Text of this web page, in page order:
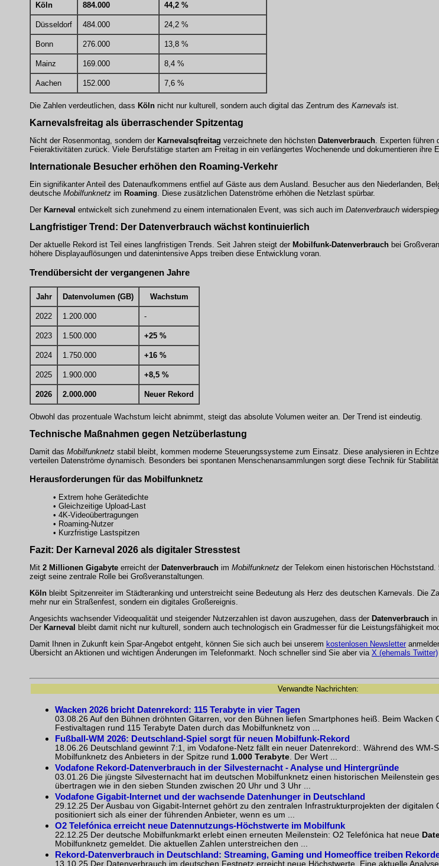
Köln 884.000 44,2 %
Düsseldorf 484.000 24,2 %
Bonn 276.000 13,8 %
Mainz 169.000 8,4 %
Aachen 152.000 7,6 %
Die Zahlen verdeutlichen, dass Köln nicht nur kulturell, sondern auch digital das Zentrum des Karnevals ist.
Karnevalsfreitag als überraschender Spitzentag
Nicht der Rosenmontag, sondern der Karnevalsqfreitag verzeichnete den höchsten Datenverbrauch. Experten führen
Feieraktivitäten zurück. Viele Berufstätige starten am Freitag in ein verlängertes Wochenende und dokumentieren ihre
Internationale Besucher erhöhen den Roaming-Verkehr
Ein signifikanter Anteil des Datenaufkommens entfiel auf Gäste aus dem Ausland. Besucher aus den Niederlanden,
deutsche Mobilfunknetz im Roaming. Diese zusätzlichen Datenströme erhöhen die Netzlast spürbar.
Der Karneval entwickelt sich zunehmend zu einem internationalen Event, was sich auch im Datenverbrauch
Langfristiger Trend: Der Datenverbrauch wächst kontinuierlich
Der aktuelle Rekord ist Teil eines langfristigen Trends. Seit Jahren steigt der Mobilfunk-Datenverbrauch bei
höhere Displayauflösungen und datenintensive Apps treiben diese Entwicklung voran.
Trendübersicht der vergangenen Jahre
Jahr Datenvolumen (GB) Wachstum
2022 1.200.000 -
2023 1.500.000 +25 %
2024 1.750.000 +16 %
2025 1.900.000 +8,5 %
2026 2.000.000 Neuer Rekord
Obwohl das prozentuale Wachstum leicht abnimmt, steigt das absolute Volumen weiter an. Der Trend ist eindeutig.
Technische Maßnahmen gegen Netzüberlastung
Damit das Mobilfunknetz stabil bleibt, kommen moderne Steuerungssysteme zum Einsatz. Diese analysieren in
verteilen Datenströme dynamisch. Besonders bei spontanen Menschenansammlungen sorgt diese Technik für Stabilität.
Herausforderungen für das Mobilfunknetz
• Extrem hohe Gerätedichte
• Gleichzeitige Upload-Last
• 4K-Videoübertragungen
• Roaming-Nutzer
• Kurzfristige Lastspitzen
Fazit: Der Karneval 2026 als digitaler Stresstest
Mit 2 Millionen Gigabyte erreicht der Datenverbrauch im Mobilfunknetz der Telekom einen historischen Höchststand.
zeigt seine zentrale Rolle bei Großveranstaltungen.
Köln bleibt Spitzenreiter im Städteranking und unterstreicht seine Bedeutung als Herz des deutschen Karnevals. Die
mehr nur ein Straßenfest, sondern ein digitales Großereignis.
Angesichts wachsender Videoqualität und steigender Nutzerzahlen ist davon auszugehen, dass der Datenverbrauch in
Der Karneval bleibt damit nicht nur kulturell, sondern auch technologisch ein Gradmesser für die Leistungsfähigkeit
Damit Ihnen in Zukunft kein Spar-Angebot entgeht, können Sie sich auch bei unserem kostenlosen Newsletter
Übersicht an Aktionen und wichtigen Änderungen im Telefonmarkt. Noch schneller sind Sie aber via X (ehemals Twitter)
Verwandte Nachrichten:
Wacken 2026 bricht Datenrekord: 115 Terabyte in vier Tagen
03.08.26 Auf den Bühnen dröhnten Gitarren, vor den Bühnen liefen Smartphones heiß. Beim Wacken
Festivaltagen rund 115 Terabyte Daten durch das Mobilfunknetz von ...
Fußball-WM 2026: Deutschland-Spiel sorgt für neuen Mobilfunk-Rekord
18.06.26 Deutschland gewinnt 7:1, im Vodafone-Netz fällt ein neuer Datenrekord:. Während des
Mobilfunknetz des Anbieters in der Spitze rund 1.000 Terabyte. Der Wert ...
Vodafone Rekord-Datenverbrauch in der Silvesternacht - Analyse und Hintergründe
03.01.26 Die jüngste Silvesternacht hat im deutschen Mobilfunknetz einen historischen Meilenstein
übertragen wie in den sieben Stunden zwischen 20 Uhr und 3 Uhr ...
Vodafone Gigabit-Internet und der wachsende Datenhunger in Deutschland
29.12.25 Der Ausbau von Gigabit-Internet gehört zu den zentralen Infrastrukturprojekten der digitalen
positioniert sich als einer der führenden Anbieter, wenn es um ...
O2 Telefónica erreicht neue Datennutzungs-Höchstwerte im Mobilfunk
22.12.25 Der deutsche Mobilfunkmarkt erlebt einen erneuten Meilenstein: O2 Telefónica hat neue
Mobilfunknetz gemeldet. Die aktuellen Zahlen unterstreichen den ...
Rekord-Datenverbrauch in Deutschland: Streaming, Gaming und Homeoffice treiben
13.10.25 Der Datenverbrauch im deutschen Festnetz erreicht neue Höchstwerte. Eine aktuelle